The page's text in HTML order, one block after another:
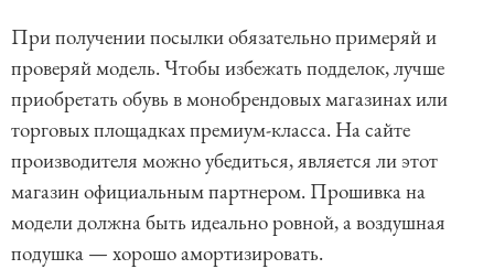
При получении посылки обязательно примеряй и
проверяй модель. Чтобы избежать подделок, лучше
приобретать обувь в монобрендовых магазинах или
торговых площадках премиум-класса. На сайте
производителя можно убедиться, является ли этот
магазин официальным партнером. Прошивка на
модели должна быть идеально ровной, а воздушная
подушка — хорошо амортизировать.